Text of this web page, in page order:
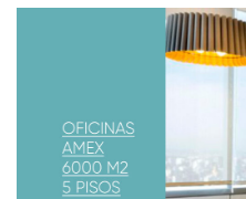
NUEVAS
Ya están inauguradas las
AMERICAN EXPRESS La